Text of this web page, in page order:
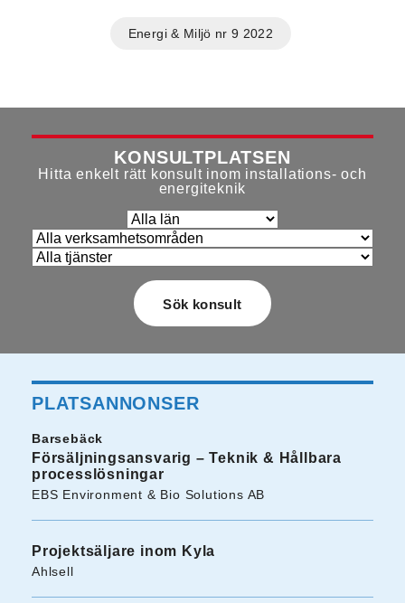
Energi & Miljö nr 9 2022
KONSULTPLATSEN
Hitta enkelt rätt konsult inom installations- och
energiteknik
PLATSANNONSER
Barsebäck
Försäljningsansvarig – Teknik & Hållbara
processlösningar
EBS Environment & Bio Solutions AB
Projektsäljare inom Kyla
Ahlsell